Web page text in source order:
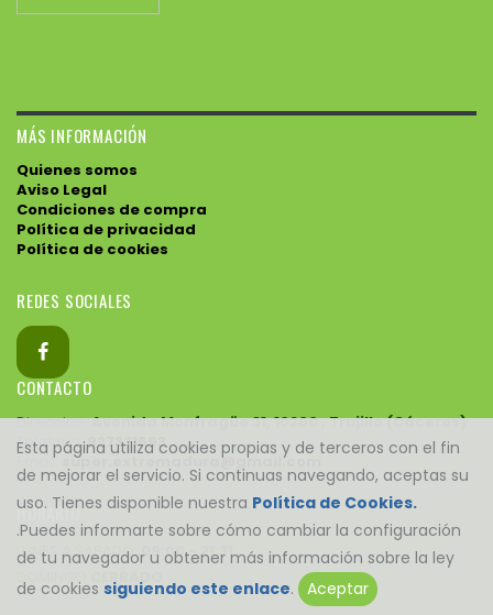
Esta página utiliza cookies propias y de terceros con el fin
de mejorar el servicio. Si continuas navegando, aceptas su
uso. Tienes disponible nuestra Política de Cookies.
.Puedes informarte sobre cómo cambiar la configuración
de tu navegador u obtener más información sobre la ley
de cookies siguiendo este enlace. Aceptar
MÁS INFORMACIÓN
Quienes somos
Aviso Legal
Condiciones de compra
Política de privacidad
Política de cookies
REDES SOCIALES
CONTACTO
Direccion:Avenida Monfragüe 31, 10200 , Trujillo (Cáceres)
Telefono: 927321693
Email:
super.extremadura@gmail.com
HORARIO
LUNES A SABADO:09:00 - 21:31